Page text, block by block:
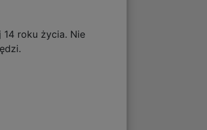
roku życia. Nie